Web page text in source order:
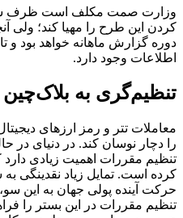
وزارت صمت مکلف است ظرف سه
کردن این طرح را مهیا کند؛
دوره گزارش ماهانه خواهد بود و
اطلاعات وجود دارد.
تنظیم‌گری به
معاملات تتر و رمز ارزهای
را دچار نوسان کند. در دنیای در
تنظیم مقررات اهمیت زیادی دارد
کرده است. تمایل زیاد نقدینگی
حرکت آینده پولی جهان به این
تنظیم مقررات در این بستر را